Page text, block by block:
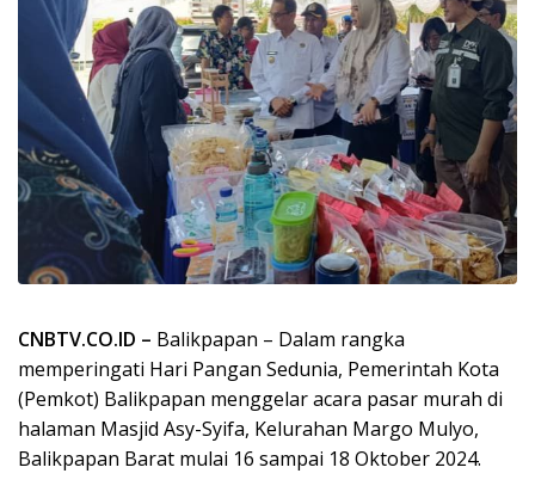
CNBTV.CO.ID – Balikpapan – Dalam rangka
memperingati Hari Pangan Sedunia, Pemerintah Kota
(Pemkot) Balikpapan menggelar acara pasar murah di
halaman Masjid Asy-Syifa, Kelurahan Margo Mulyo,
Balikpapan Barat mulai 16 sampai 18 Oktober 2024.